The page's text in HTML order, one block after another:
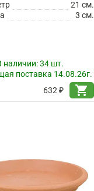
21 см.
3 см.
наличии:34 шт.
поставка 14.08.26г.
632 ₽
shopping_cart